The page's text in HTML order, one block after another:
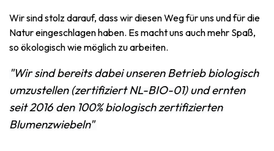
Wir sind stolz darauf, dass wir diesen Weg für uns und für die
Natur eingeschlagen haben. Es macht uns auch mehr Spaß,
so ökologisch wie möglich zu arbeiten.
"Wir sind bereits dabei unseren Betrieb biologisch
umzustellen (zertifiziert NL-BIO-01) und ernten
seit 2016 den 100% biologisch zertifizierten
Blumenzwiebeln"